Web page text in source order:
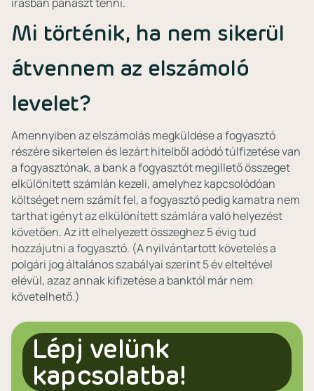
Mi történik, ha nem sikerül
átvennem az elszámoló
levelet?
Amennyiben az elszámolás megküldése a fogyasztó
részére sikertelen és lezárt hitelből adódó túlfizetése van
a fogyasztónak, a bank a fogyasztót megillető összeget
elkülönített számlán kezeli, amelyhez kapcsolódóan
költséget nem számít fel, a fogyasztó pedig kamatra nem
tarthat igényt az elkülönített számlára való helyezést
követően. Az itt elhelyezett összeghez 5 évig tud
hozzájutni a fogyasztó. (A nyilvántartott követelés a
polgári jog általános szabályai szerint 5 év elteltével
elévül, azaz annak kifizetése a banktól már nem
követelhető.)
Lépj velünk
kapcsolatba!